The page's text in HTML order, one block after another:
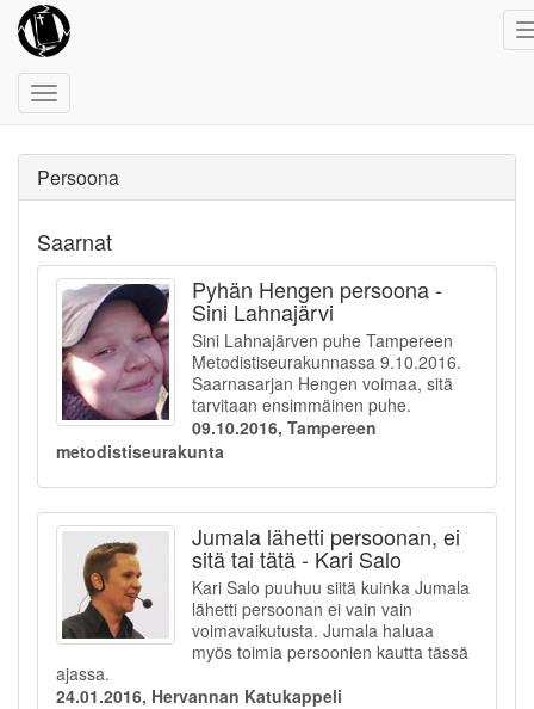
Toggle
navigation
Persoona
Saarnat
Pyhän Hengen persoona -
Sini Lahnajärvi
Sini Lahnajärven puhe Tampereen
Metodistiseurakunnassa 9.10.2016.
Saarnasarjan Hengen voimaa, sitä
tarvitaan ensimmäinen puhe.
09.10.2016, Tampereen
metodistiseurakunta
Jumala lähetti persoonan, ei
sitä tai tätä - Kari Salo
Kari Salo puuhuu siitä kuinka Jumala
lähetti persoonan ei vain vain
voimavaikutusta. Jumala haluaa
myös toimia persoonien kautta tässä
ajassa.
24.01.2016, Hervannan Katukappeli